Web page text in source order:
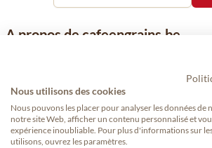
A propos de cafeengrains.be
concentre sur la vente de produits à base
nationale et internationale, tels que le café,
café moulu et les dosettes de café, garants
Nous utilisons des cookies
Nous pouvons les placer pour analyser les données de
notre site Web, afficher un contenu personnalisé et
expérience inoubliable. Pour plus d'informations sur
utilisons, ouvrez les paramètres.